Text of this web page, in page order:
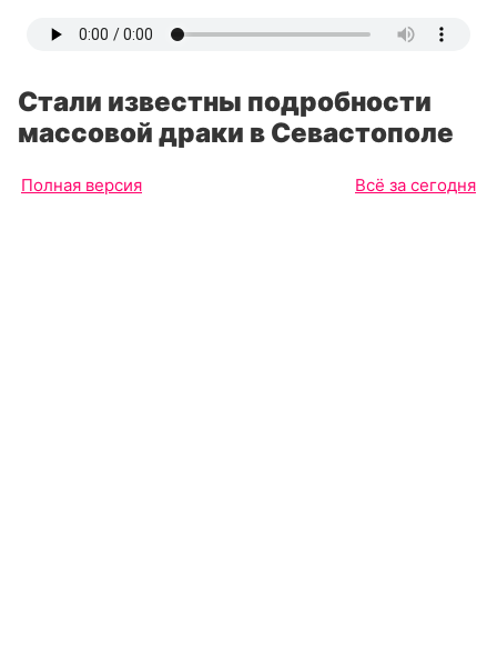
Стали известны подробности
массовой драки в Севастополе
Полная версия Всё за сегодня